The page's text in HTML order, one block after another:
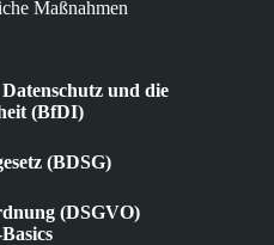
Maßnahmen
und die
(BfDI)
(BDSG)
(DSGVO)